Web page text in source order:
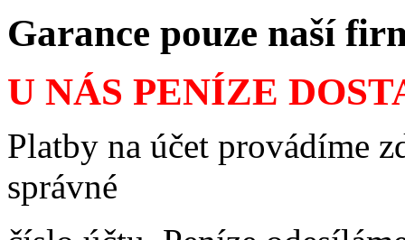
Garance pouze naší
U NÁS PENÍZE
Platby na účet provádíme
správné